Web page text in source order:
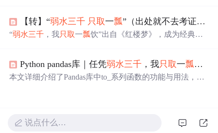
最后指出ChatGPT是21世纪重大发明之一。
【转】“弱水三千 只取一瓢”（出处就不去考证了）
“弱水三千 ，我只取一瓢饮”出自《红楼梦》，成为经典的
Python pandas库｜任凭弱水三千 ，我只取一瓢饮（
本文详细介绍了Pandas库中to_系列函数的功能与用法，包
说点什么…